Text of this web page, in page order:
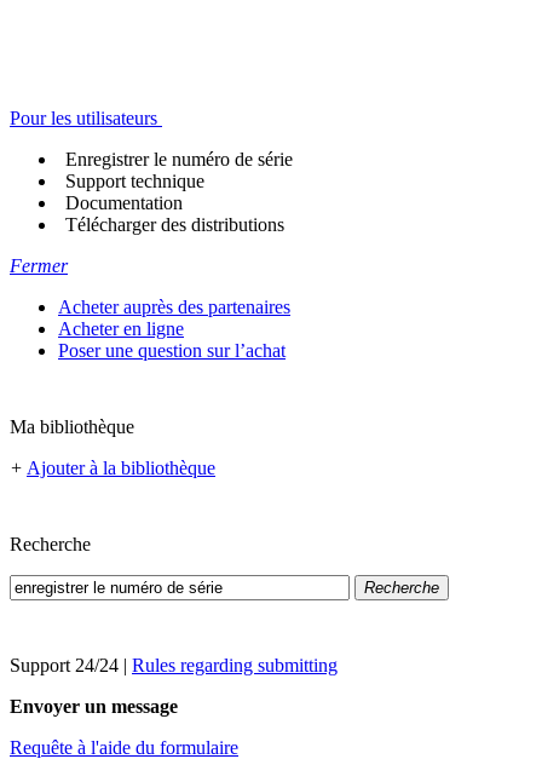
Pour les utilisateurs
Enregistrer le numéro de série
Support technique
Documentation
Télécharger des distributions
Fermer
Acheter auprès des partenaires
Acheter en ligne
Poser une question sur l’achat
Ma bibliothèque
+ Ajouter à la bibliothèque
Recherche
Recherche
Support 24/24 | Rules regarding submitting
Envoyer un message
Requête à l'aide du formulaire